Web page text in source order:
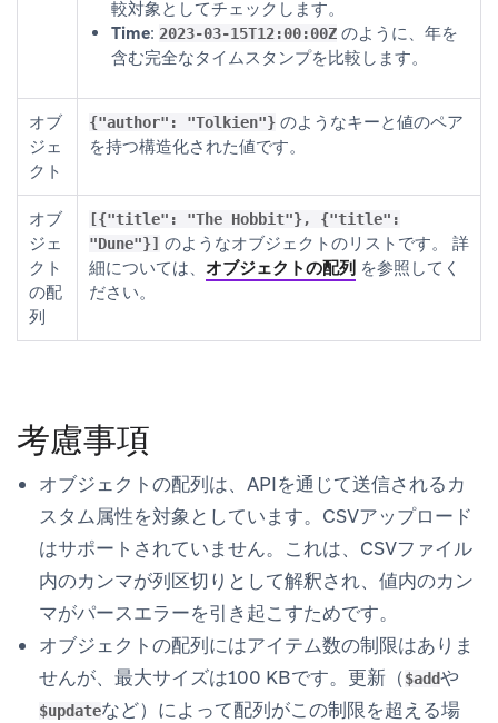
較対象としてチェックします。
Time: 2023-03-15T12:00:00Z のように、年を
含む完全なタイムスタンプを比較します。
オブ
ジェ
クト
{"author": "Tolkien"} のようなキーと値のペア
を持つ構造化された値です。
オブ
ジェ
クト
の配
列
[{"title": "The Hobbit"}, {"title":
"Dune"}] のようなオブジェクトのリストです。 詳
細については、 オブジェクトの配列 を参照してく
ださい。
考慮事項
オブジェクトの配列は、APIを通じて送信されるカ
スタム属性を対象としています。CSVアップロード
はサポートされていません。これは、CSVファイル
内のカンマが列区切りとして解釈され、値内のカン
マがパースエラーを引き起こすためです。
オブジェクトの配列にはアイテム数の制限はありま
せんが、最大サイズは100 KBです。更新（$addや
$updateなど）によって配列がこの制限を超える場